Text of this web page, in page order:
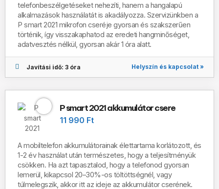
telefonbeszélgetéseket nehezíti, hanem a hangalapú
alkalmazások használatát is akadályozza. Szervizünkben a
P smart 2021 mikrofon cseréje gyorsan és szakszerűen
történik, így visszakaphatod az eredeti hangminőséget,
adatvesztés nélkül, gyorsan akár 1 óra alatt.
Javítási idő: 3 óra Helyszín és kapcsolat »
P smart 2021 akkumulátor csere
11 990 Ft
A mobiltelefon akkumulátorainak élettartama korlátozott, és
1-2 év használat után természetes, hogy a teljesítményük
csökken. Ha azt tapasztalod, hogy a telefonod gyorsan
lemerül, kikapcsol 20–30%-os töltöttségnél, vagy
túlmelegszik, akkor itt az ideje az akkumulátor cserének.